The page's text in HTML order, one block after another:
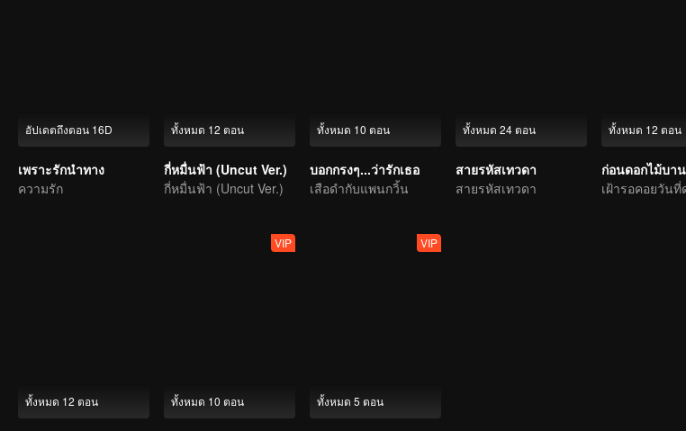
อัปเดตถึงตอน 16D
เพราะรักนำทาง
ความรัก
ทั้งหมด 12 ตอน
กี่หมื่นฟ้า (Uncut Ver.)
กี่หมื่นฟ้า (Uncut Ver.)
ทั้งหมด 10 ตอน
บอกกรงๆ...ว่ารักเธอ
เสือดำกับแพนกวิ้น
ทั้งหมด 24 ตอน
สายรหัสเทวดา
สายรหัสเทวดา
ทั้งหมด 12 ตอน
ทั้งหมด 12 ตอน ทั้งหมด 10 ตอน
VIP
ทั้งหมด 5 ตอน
VIP